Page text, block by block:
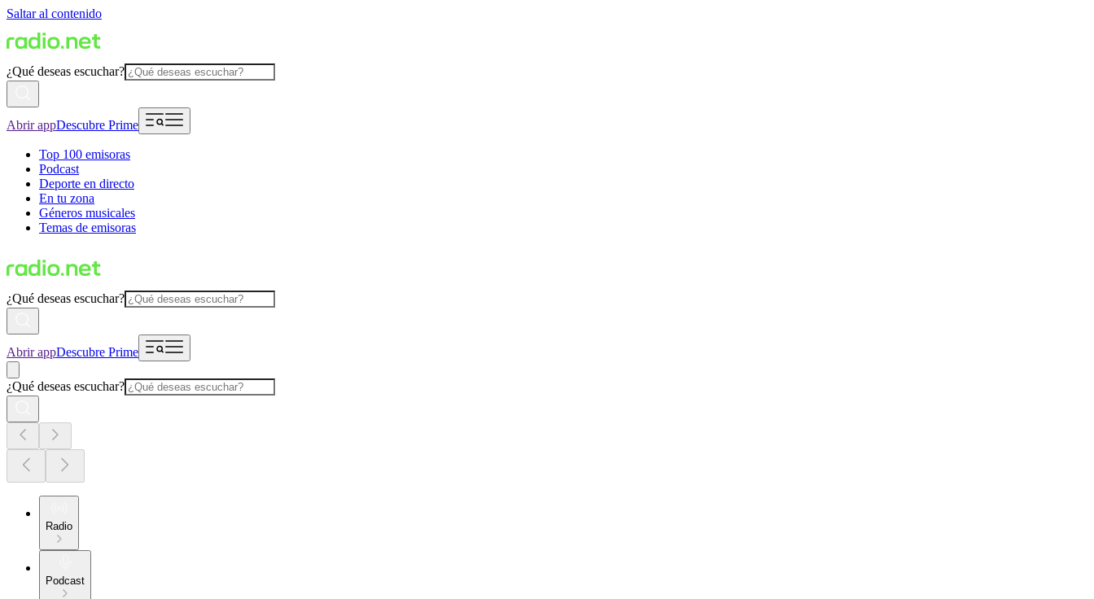
Saltar al contenido
¿Qué deseas escuchar?
Abrir appDescubre Prime
Top 100 emisoras
Podcast
Deporte en directo
En tu zona
Géneros musicales
Temas de emisoras
¿Qué deseas escuchar?
Abrir appDescubre Prime
¿Qué deseas escuchar?
Radio
Podcast